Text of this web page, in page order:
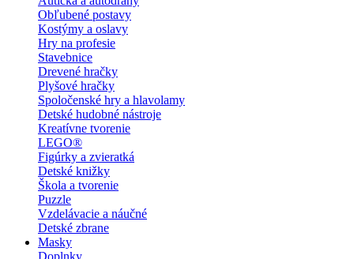
Obľubené postavy
Kostýmy a oslavy
Hry na profesie
Stavebnice
Drevené hračky
Plyšové hračky
Spoločenské hry a hlavolamy
Detské hudobné nástroje
Kreatívne tvorenie
LEGO®
Figúrky a zvieratká
Detské knižky
Škola a tvorenie
Puzzle
Vzdelávacie a náučné
Detské zbrane
Masky
Doplnky